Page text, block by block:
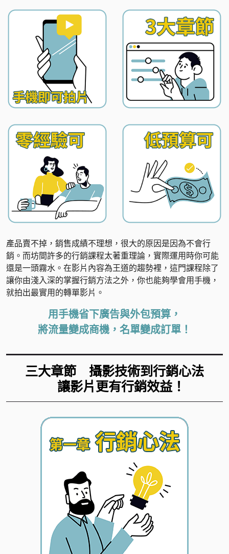
產品賣不掉，銷售成績不理想，很大的原因是因為不會行
銷。而坊間許多的行銷課程太著重理論，實際運用時你可能
還是一頭霧水。在影片內容為王道的趨勢裡，這門課程除了
讓你由淺入深的掌握行銷方法之外，你也能夠學會用手機，
就拍出最實用的轉單影片。
用手機省下廣告與外包預算，
將流量變成商機，名單變成訂單！
三大章節攝影技術到行銷心法
讓影片更有行銷效益！